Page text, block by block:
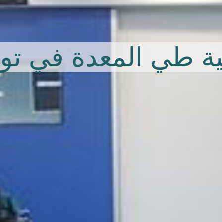
طي المعدة في
طي المعدة الرخيصة
طي المعدة الآمن